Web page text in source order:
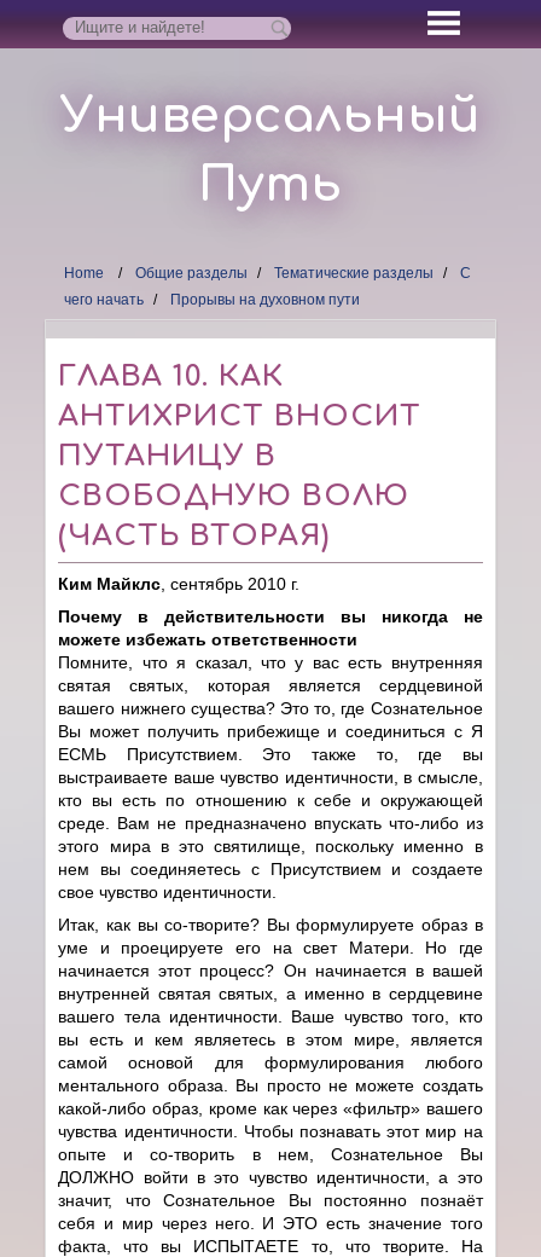
Универсальный
Путь
Home Общие разделы Тематические разделы
С
чего начать
Прорывы на духовном пути
ГЛАВА 10. КАК
АНТИХРИСТ ВНОСИТ
ПУТАНИЦУ В
СВОБОДНУЮ ВОЛЮ
(ЧАСТЬ ВТОРАЯ)
Ким Майклс , сентябрь 2010 г.
Почему в действительности вы никогда не
можете избежать ответственности
Помните, что я сказал, что у вас есть внутренняя
святая святых, которая является сердцевиной
вашего нижнего существа? Это то, где Сознательное
Вы может получить прибежище и соединиться с Я
ЕСМЬ Присутствием. Это также то, где вы
выстраиваете ваше чувство идентичности, в смысле,
кто вы есть по отношению к себе и окружающей
среде. Вам не предназначено впускать что-либо из
этого мира в это святилище, поскольку именно в
нем вы соединяетесь с Присутствием и создаете
свое чувство идентичности.
Итак, как вы со-творите? Вы формулируете образ в
уме и проецируете его на свет Матери. Но где
начинается этот процесс? Он начинается в вашей
внутренней святая святых, а именно в сердцевине
вашего тела идентичности. Ваше чувство того, кто
вы есть и кем являетесь в этом мире, является
самой основой для формулирования любого
ментального образа. Вы просто не можете создать
какой-либо образ, кроме как через «фильтр» вашего
чувства идентичности. Чтобы познавать этот мир на
опыте и со-творить в нем, Сознательное Вы
ДОЛЖНО войти в это чувство идентичности, а это
значит, что Сознательное Вы постоянно познаёт
себя и мир через него. И ЭТО есть значение того
факта, что вы ИСПЫТАЕТЕ то, что творите. На